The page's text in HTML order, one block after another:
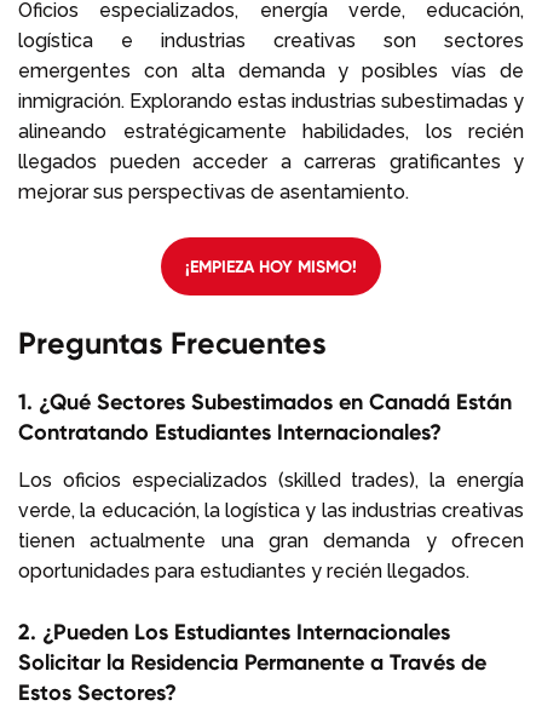
Oficios especializados, energía verde, educación,
logística e industrias creativas son sectores
emergentes con alta demanda y posibles vías de
inmigración. Explorando estas industrias subestimadas y
alineando estratégicamente habilidades, los recién
llegados pueden acceder a carreras gratificantes y
mejorar sus perspectivas de asentamiento.
¡EMPIEZA HOY MISMO!
Preguntas Frecuentes
1. ¿Qué Sectores Subestimados en Canadá Están
Contratando Estudiantes Internacionales?
Los oficios especializados (skilled trades), la energía
verde, la educación, la logística y las industrias creativas
tienen actualmente una gran demanda y ofrecen
oportunidades para estudiantes y recién llegados.
2. ¿Pueden Los Estudiantes Internacionales
Solicitar la Residencia Permanente a Través de
Estos Sectores?